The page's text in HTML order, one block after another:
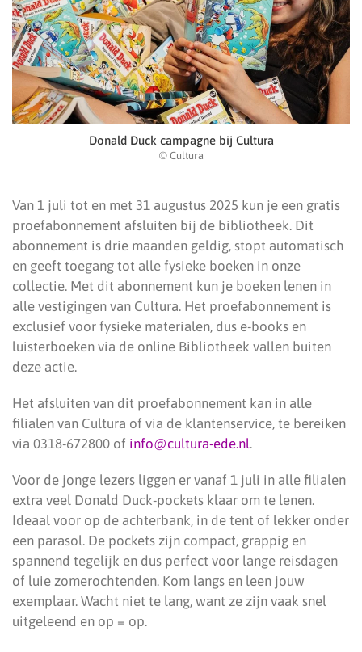
Donald Duck campagne bij Cultura
© Cultura
Van 1 juli tot en met 31 augustus 2025 kun je een gratis
proefabonnement afsluiten bij de bibliotheek. Dit
abonnement is drie maanden geldig, stopt automatisch
en geeft toegang tot alle fysieke boeken in onze
collectie. Met dit abonnement kun je boeken lenen in
alle vestigingen van Cultura. Het proefabonnement is
exclusief voor fysieke materialen, dus e-books en
luisterboeken via de online Bibliotheek vallen buiten
deze actie.
Het afsluiten van dit proefabonnement kan in alle
filialen van Cultura of via de klantenservice, te bereiken
via 0318-672800 of info@cultura-ede.nl.
Voor de jonge lezers liggen er vanaf 1 juli in alle filialen
extra veel Donald Duck-pockets klaar om te lenen.
Ideaal voor op de achterbank, in de tent of lekker onder
een parasol. De pockets zijn compact, grappig en
spannend tegelijk en dus perfect voor lange reisdagen
of luie zomerochtenden. Kom langs en leen jouw
exemplaar. Wacht niet te lang, want ze zijn vaak snel
uitgeleend en op = op.